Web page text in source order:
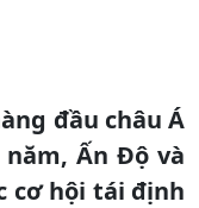
đầu châu Á
Ấn Độ và
cơ hội tái định